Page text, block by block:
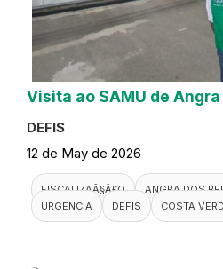
Visita ao SAMU de Angra
DEFIS
12 de May de 2026
FISCALIZAÃ§Ã£O
ANGRA DOS
URGENCIA
DEFIS COSTA